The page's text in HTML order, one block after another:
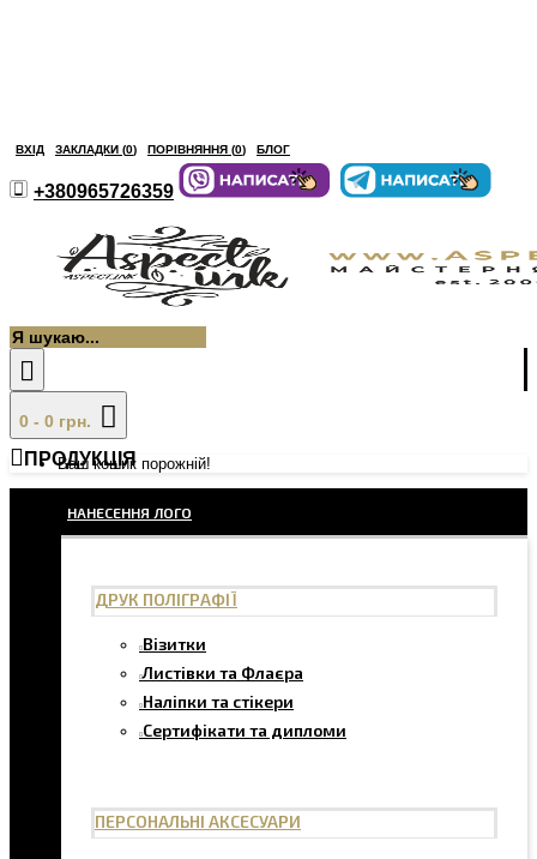
ВХІД ЗАКЛАДКИ (0) ПОРІВНЯННЯ (0) БЛОГ
+380965726359
0 - 0 грн.
Ваш кошик порожній!
ПРОДУКЦІЯ
НАНЕСЕННЯ ЛОГО
ДРУК ПОЛІГРАФІЇ
Візитки
Листівки та Флаєра
Наліпки та стікери
Сертифікати та дипломи
ПЕРСОНАЛЬНІ АКСЕСУАРИ